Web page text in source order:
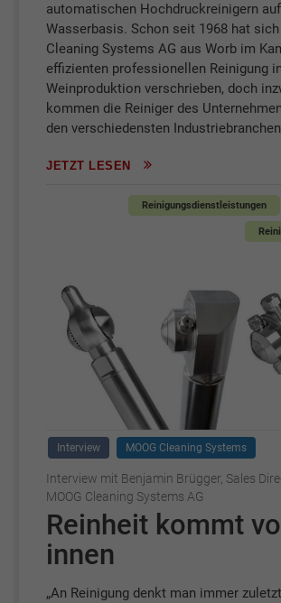
automatischen Hochdruckreinigern auf
Wasserbasis. Schon seit 1968 hat sich
Cleaning Systems AG aus Worb im
effizienten professionellen Reinigung
Weinproduktion verschrieben, doch
kommen die Reiniger des
den verschiedensten
JETZT LESEN
Reinigungsdienstleistungen
Interview MOOG Cleaning Systems
Interview mit Benjamin Brügger, Sales
MOOG Cleaning Systems AG
Reinheit kommt
innen
„An Reinigung denkt man immer